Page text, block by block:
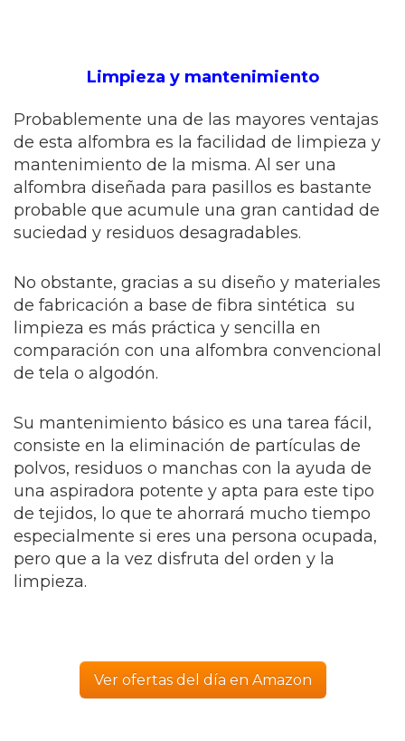
Limpieza y mantenimiento
Probablemente una de las mayores ventajas
de esta alfombra es la facilidad de limpieza y
mantenimiento de la misma. Al ser una
alfombra diseñada para pasillos es bastante
probable que acumule una gran cantidad de
suciedad y residuos desagradables.
No obstante, gracias a su diseño y materiales
de fabricación a base de fibra sintética su
limpieza es más práctica y sencilla en
comparación con una alfombra convencional
de tela o algodón.
Su mantenimiento básico es una tarea fácil,
consiste en la eliminación de partículas de
polvos, residuos o manchas con la ayuda de
una aspiradora potente y apta para este tipo
de tejidos, lo que te ahorrará mucho tiempo
especialmente si eres una persona ocupada,
pero que a la vez disfruta del orden y la
limpieza.
Ver ofertas del día en Amazon